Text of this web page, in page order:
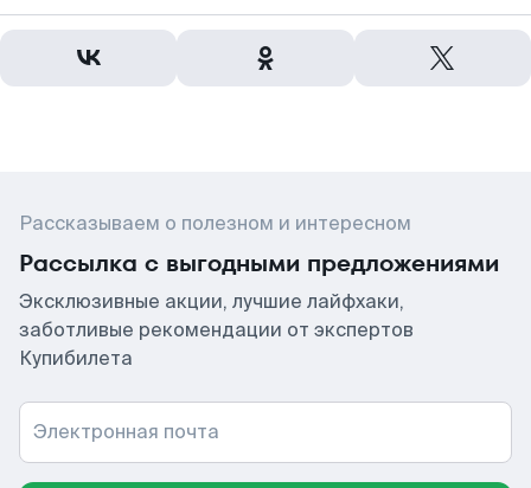
Рассказываем о полезном и интересном
Рассылка с выгодными предложениями
Эксклюзивные акции, лучшие лайфхаки,
заботливые рекомендации от экспертов
Купибилета
Электронная почта